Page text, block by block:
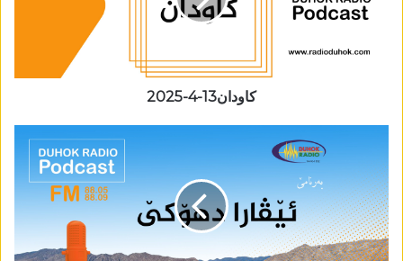
کاودان13-4-2025